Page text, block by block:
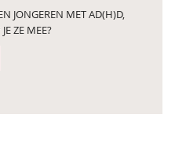
JONGEREN MET AD(H)D,
ZE MEE?